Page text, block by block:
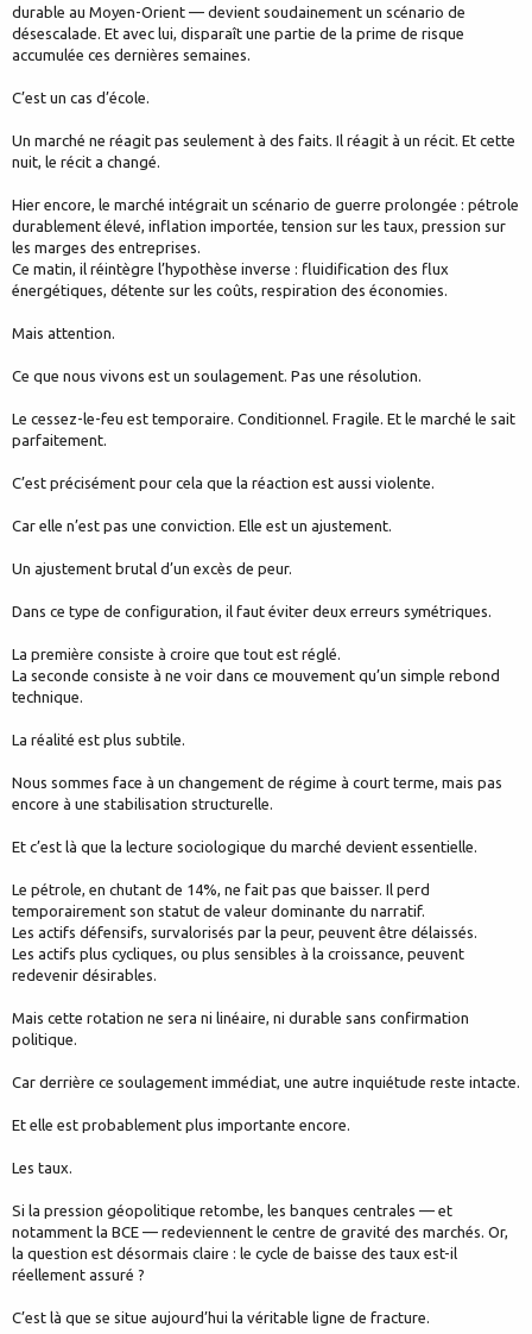
durable au Moyen-Orient — devient soudainement un scénario de
désescalade. Et avec lui, disparaît une partie de la prime de risque
accumulée ces dernières semaines.
C’est un cas d’école.
Un marché ne réagit pas seulement à des faits. Il réagit à un récit. Et cette
nuit, le récit a changé.
Hier encore, le marché intégrait un scénario de guerre prolongée : pétrole
durablement élevé, inflation importée, tension sur les taux, pression sur
les marges des entreprises.
Ce matin, il réintègre l’hypothèse inverse : fluidification des flux
énergétiques, détente sur les coûts, respiration des économies.
Mais attention.
Ce que nous vivons est un soulagement. Pas une résolution.
Le cessez-le-feu est temporaire. Conditionnel. Fragile. Et le marché le sait
parfaitement.
C’est précisément pour cela que la réaction est aussi violente.
Car elle n’est pas une conviction. Elle est un ajustement.
Un ajustement brutal d’un excès de peur.
Dans ce type de configuration, il faut éviter deux erreurs symétriques.
La première consiste à croire que tout est réglé.
La seconde consiste à ne voir dans ce mouvement qu’un simple rebond
technique.
La réalité est plus subtile.
Nous sommes face à un changement de régime à court terme, mais pas
encore à une stabilisation structurelle.
Et c’est là que la lecture sociologique du marché devient essentielle.
Le pétrole, en chutant de 14%, ne fait pas que baisser. Il perd
temporairement son statut de valeur dominante du narratif.
Les actifs défensifs, survalorisés par la peur, peuvent être délaissés.
Les actifs plus cycliques, ou plus sensibles à la croissance, peuvent
redevenir désirables.
Mais cette rotation ne sera ni linéaire, ni durable sans confirmation
politique.
Car derrière ce soulagement immédiat, une autre inquiétude reste intacte.
Et elle est probablement plus importante encore.
Les taux.
Si la pression géopolitique retombe, les banques centrales — et
notamment la BCE — redeviennent le centre de gravité des marchés. Or,
la question est désormais claire : le cycle de baisse des taux est-il
réellement assuré ?
C’est là que se situe aujourd’hui la véritable ligne de fracture.